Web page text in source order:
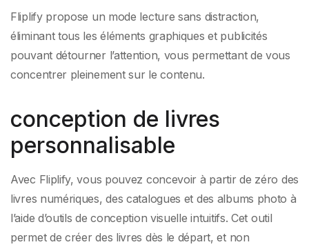
Fliplify propose un mode lecture sans distraction,
éliminant tous les éléments graphiques et publicités
pouvant détourner l’attention, vous permettant de vous
concentrer pleinement sur le contenu.
conception de livres
personnalisable
Avec Fliplify, vous pouvez concevoir à partir de zéro des
livres numériques, des catalogues et des albums photo à
l’aide d’outils de conception visuelle intuitifs. Cet outil
permet de créer des livres dès le départ, et non